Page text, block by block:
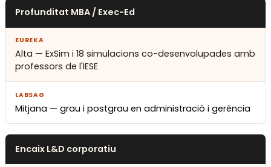
Profunditat MBA / Exec-Ed
Alta — ExSim i 18 simulacions co-desenvolupades amb
professors de l'IESE
Mitjana — grau i postgrau en administració i gerència
Encaix L&D corporatiu